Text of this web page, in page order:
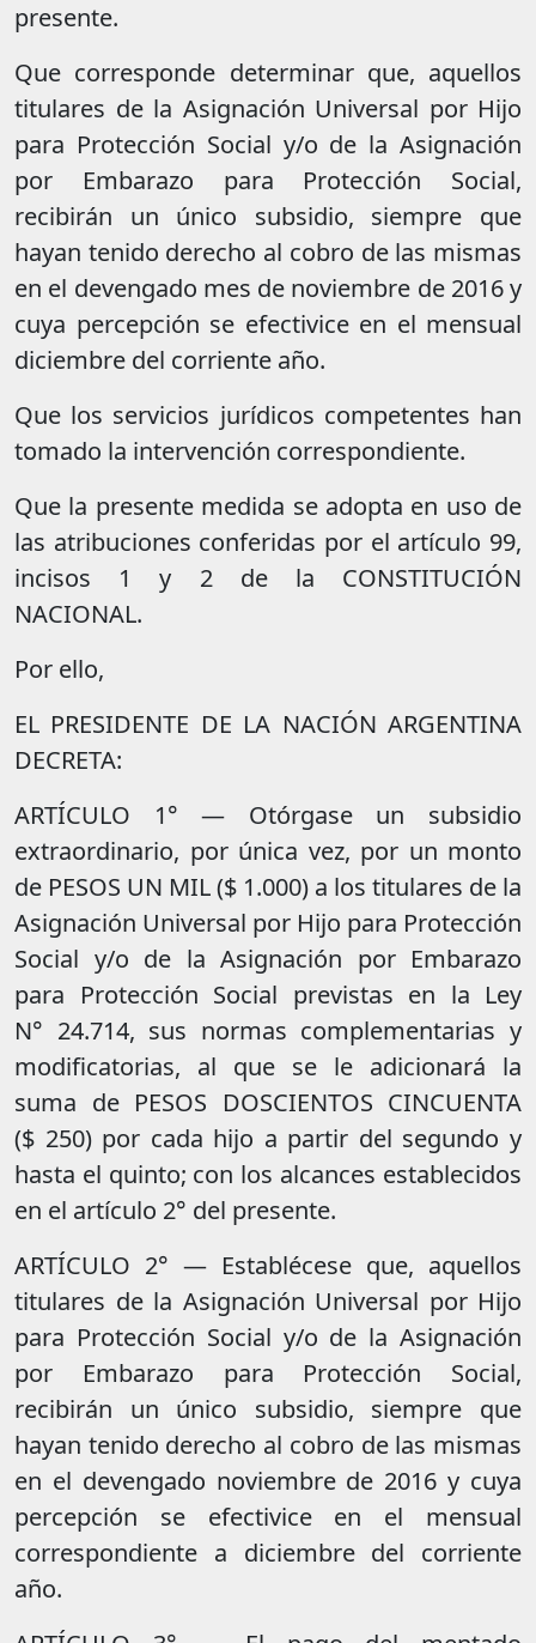
presente.
Que corresponde determinar que, aquellos
titulares de la Asignación Universal por Hijo
para Protección Social y/o de la Asignación
por Embarazo para Protección Social,
recibirán un único subsidio, siempre que
hayan tenido derecho al cobro de las mismas
en el devengado mes de noviembre de 2016 y
cuya percepción se efectivice en el mensual
diciembre del corriente año.
Que los servicios jurídicos competentes han
tomado la intervención correspondiente.
Que la presente medida se adopta en uso de
las atribuciones conferidas por el artículo 99,
incisos 1 y 2 de la CONSTITUCIÓN
NACIONAL.
Por ello,
EL PRESIDENTE DE LA NACIÓN ARGENTINA
DECRETA:
ARTÍCULO 1° — Otórgase un subsidio
extraordinario, por única vez, por un monto
de PESOS UN MIL ($ 1.000) a los titulares de la
Asignación Universal por Hijo para Protección
Social y/o de la Asignación por Embarazo
para Protección Social previstas en la Ley
N° 24.714, sus normas complementarias y
modificatorias, al que se le adicionará la
suma de PESOS DOSCIENTOS CINCUENTA
($ 250) por cada hijo a partir del segundo y
hasta el quinto; con los alcances establecidos
en el artículo 2° del presente.
ARTÍCULO 2° — Establécese que, aquellos
titulares de la Asignación Universal por Hijo
para Protección Social y/o de la Asignación
por Embarazo para Protección Social,
recibirán un único subsidio, siempre que
hayan tenido derecho al cobro de las mismas
en el devengado noviembre de 2016 y cuya
percepción se efectivice en el mensual
correspondiente a diciembre del corriente
año.